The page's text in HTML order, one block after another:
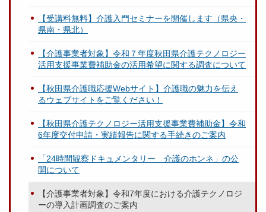
【受講料無料】介護入門セミナーを開催します（県央・
県南・県北）
【介護事業者対象】令和７年度秋田県介護テクノロジー
活用支援事業費補助金の活用希望に関する調査について
【秋田県介護職応援Webサイト】介護職の魅力を伝え
るウェブサイトをご覧ください！
【秋田県介護テクノロジー活用支援事業費補助金】令和
6年度交付申請・実績報告に関する手続きのご案内
「24時間観察ドキュメンタリー 介護のホンネ」の公
開について
【介護事業者対象】令和7年度における介護テクノロジ
ーの導入計画調査のご案内